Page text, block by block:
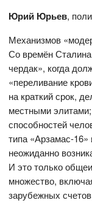
Юрий Юрьев,
Механизмов
Со времён
чердак», когда
«переливание
на краткий срок,
местными
способностей
типа «Арзамас-
неожиданно
И это только
множество,
зарубежных